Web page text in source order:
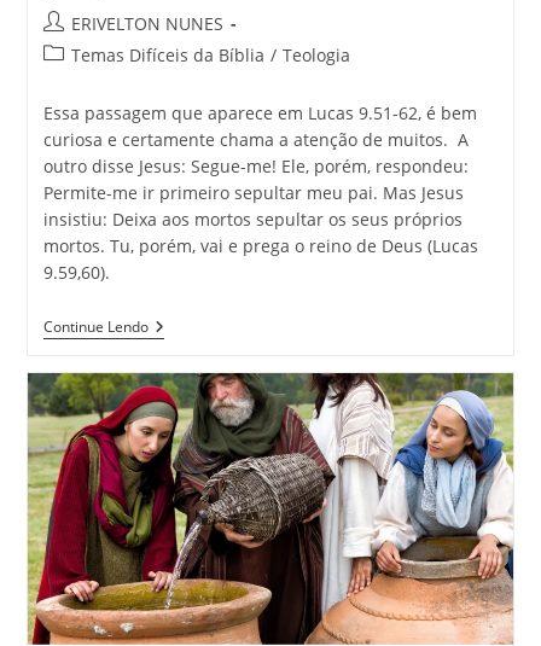
ERIVELTON NUNES
Temas Difíceis da Bíblia / Teologia
Essa passagem que aparece em Lucas 9.51-62, é bem
curiosa e certamente chama a atenção de muitos. A
outro disse Jesus: Segue-me! Ele, porém, respondeu:
Permite-me ir primeiro sepultar meu pai. Mas Jesus
insistiu: Deixa aos mortos sepultar os seus próprios
mortos. Tu, porém, vai e prega o reino de Deus (Lucas
9.59,60).
Continue Lendo